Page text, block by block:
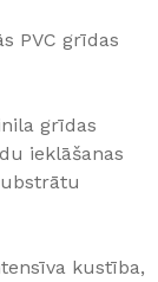
PVC grīdas
grīdas
ieklāšanas
kustība,